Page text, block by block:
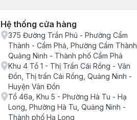
Hệ thống cửa hàng
375 Đường Trần Phú - Phường Cẩm
Thành - Cẩm Phả, Phường Cẩm Thành,
Quảng Ninh - Thành phố Cẩm Phả
Khu 4 Tổ 1 - Thị Trấn Cái Rồng - Vân
Đồn, Thị trấn Cái Rồng, Quảng Ninh -
Huyện Vân Đồn
Tổ 46a, Khu 5 - Phường Hà Tu - Hạ
Long, Phường Hà Tu, Quảng Ninh -
Thành phố Hạ Long